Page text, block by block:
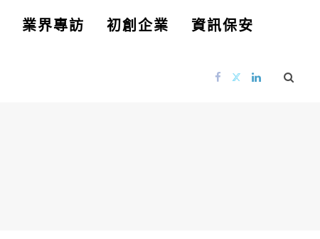
業界專訪 初創企業 資訊保安